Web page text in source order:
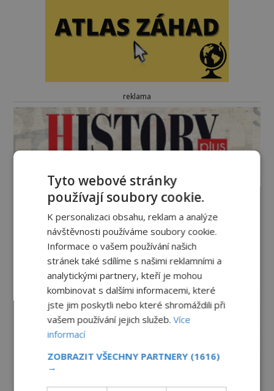
reklama
Tyto webové stránky
používají soubory cookie.
K personalizaci obsahu, reklam a analýze
návštěvnosti používáme soubory cookie.
Informace o vašem používání našich
stránek také sdílíme s našimi reklamními a
analytickými partnery, kteří je mohou
kombinovat s dalšími informacemi, které
jste jim poskytli nebo které shromáždili při
vašem používání jejich služeb.Více
informací
ZOBRAZIT VŠECHNY PARTNERY (1616)
→